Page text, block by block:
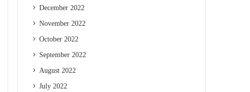
December 2022
November 2022
October 2022
September 2022
August 2022
July 2022